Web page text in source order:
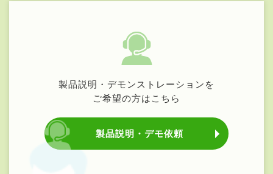
製品説明・デモンストレーションを
ご希望の方はこちら
製品説明・デモ依頼